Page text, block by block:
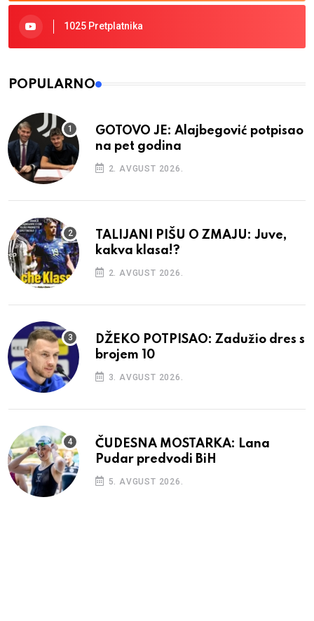
1025 Pretplatnika
POPULARNO
GOTOVO JE: Alajbegović potpisao
na pet godina
2. AVGUST 2026.
TALIJANI PIŠU O ZMAJU: Juve,
kakva klasa!?
2. AVGUST 2026.
DŽEKO POTPISAO: Zadužio dres s
brojem 10
3. AVGUST 2026.
ČUDESNA MOSTARKA: Lana
Pudar predvodi BiH
5. AVGUST 2026.